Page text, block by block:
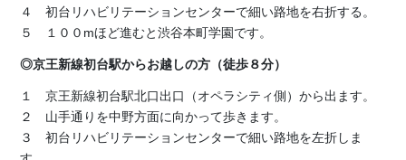
４ 初台リハビリテーションセンターで細い路地を右折する。
５ １００mほど進むと渋谷本町学園です。
◎京王新線初台駅からお越しの方（徒歩８分）
１ 京王新線初台駅北口出口（オペラシティ側）から出ます。
２ 山手通りを中野方面に向かって歩きます。
３ 初台リハビリテーションセンターで細い路地を左折しま